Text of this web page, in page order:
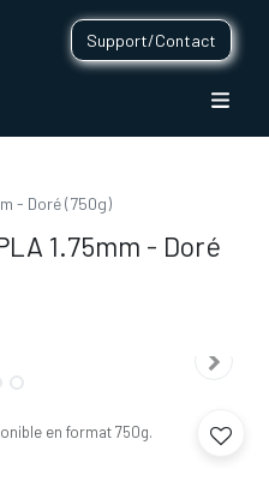
Support/Contact
- Doré (750g)
1.75mm - Doré
en format 750g.